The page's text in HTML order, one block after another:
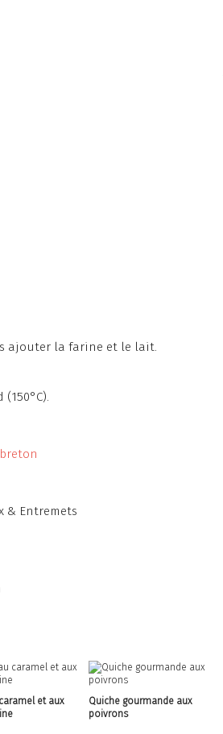
ajouter la farine et le lait.
& Entremets
et aux
Quiche gourmande aux
poivrons